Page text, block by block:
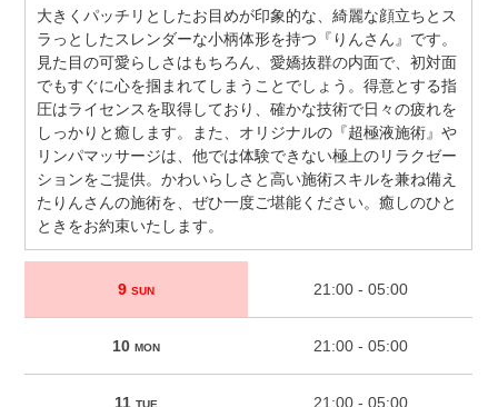
大きくパッチリとしたお目めが印象的な、綺麗な顔立ちとス
ラっとしたスレンダーな小柄体形を持つ『りんさん』です。
見た目の可愛らしさはもちろん、愛嬌抜群の内面で、初対面
でもすぐに心を掴まれてしまうことでしょう。得意とする指
圧はライセンスを取得しており、確かな技術で日々の疲れを
しっかりと癒します。また、オリジナルの『超極液施術』や
リンパマッサージは、他では体験できない極上のリラクゼー
ションをご提供。かわいらしさと高い施術スキルを兼ね備え
たりんさんの施術を、ぜひ一度ご堪能ください。癒しのひと
ときをお約束いたします。
9SUN 21:00 - 05:00
10MON 21:00 - 05:00
11TUE 21:00 - 05:00